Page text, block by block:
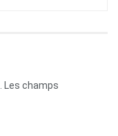
Les champs